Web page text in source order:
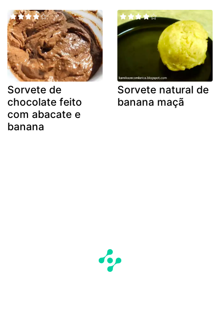
Sorvete de
chocolate feito
com abacate e
banana
Sorvete natural de
banana maçã